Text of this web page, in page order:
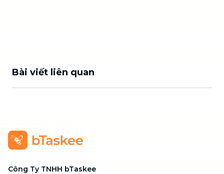
Bài viết liên quan
Công Ty TNHH bTaskee